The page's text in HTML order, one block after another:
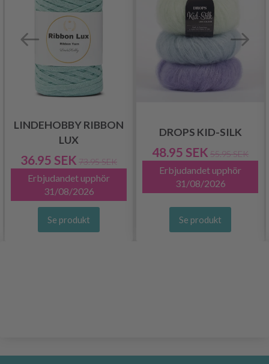
LINDEHOBBY RIBBON
LUX
36.95 SEK 73.95 SEK
Erbjudandet upphör
31/08/2026
Se produkt
DROPS KID-SILK
48.95 SEK 55.95 SEK
Erbjudandet upphör
31/08/2026
Se produkt